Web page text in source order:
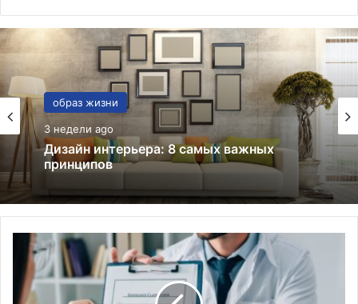
образ жизни
3 недели ago
Дизайн интерьера: 8 самых важных
принципов
Он и Она
03.12.2025
Как перейти от знакомства к дружбе
м